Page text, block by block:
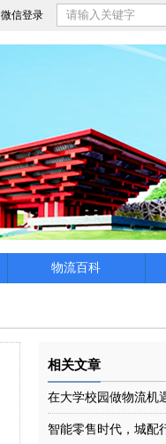
微信登录
物流百科
相关文章
在大学校园做物流机
智能零售时代，城配